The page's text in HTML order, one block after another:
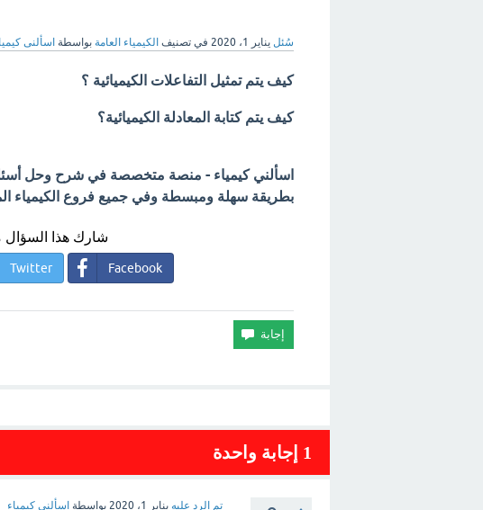
سُئل يناير 1، 2020 في تصنيف الكيمياء العامة بواسطة اسألنى
كيف يتم تمثيل التفاعلات الكيميائية ؟
كيف يتم كتابة المعادلة الكيميائية؟
اسألني كيمياء - منصة متخصصة في شرح وحل
بطريقة سهلة ومبسطة وفي جميع فروع الكيمياء
شارك هذا السؤال
Facebook
Twitter
1 إجابة واحدة
تم الرد عليه يناير 1، 2020 بواسطة اسألني كيمياء